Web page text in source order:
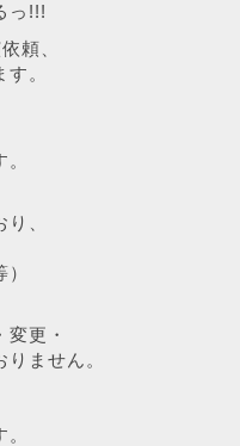
っ!!!
頼、
。
、
更・
ません。